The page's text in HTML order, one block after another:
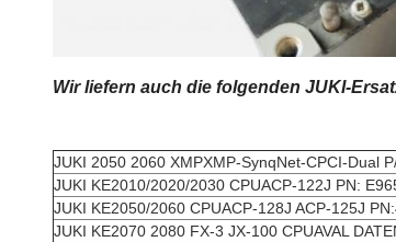
Wir liefern auch die folgenden JUKI-
JUKI 2050 2060 XMPXMP-SynqNet-CPCI-Dual
JUKI KE2010/2020/2030 CPUACP-122J PN:
JUKI KE2050/2060 CPUACP-128J ACP-125J
JUKI KE2070 2080 FX-3 JX-100 CPUAVAL